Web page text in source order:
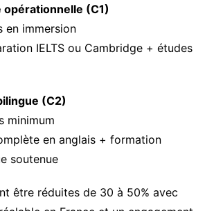
(C1)
en immersion
IELTS ou Cambridge + études
(C2)
minimum
en anglais + formation
soutenue
être réduites de 30 à 50% avec